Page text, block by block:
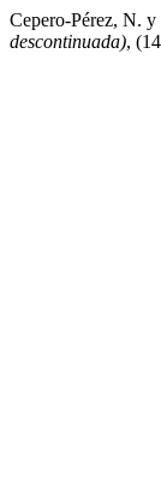
Cepero-Pérez, N.
descontinuada),